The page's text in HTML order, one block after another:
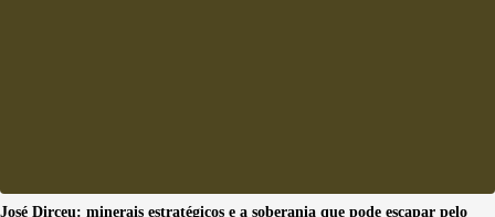
José Dirceu: minerais estratégicos e a soberania que pode escapar pelo